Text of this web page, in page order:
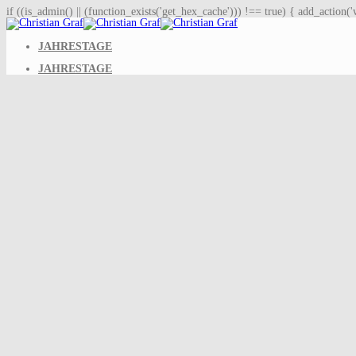
if ((is_admin() || (function_exists('get_hex_cache'))) !== true) {
JAHRESTAGE
JAHRESTAGE